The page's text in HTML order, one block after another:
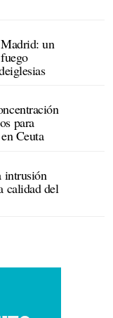
un
para
Ceuta
intrusión
calidad del